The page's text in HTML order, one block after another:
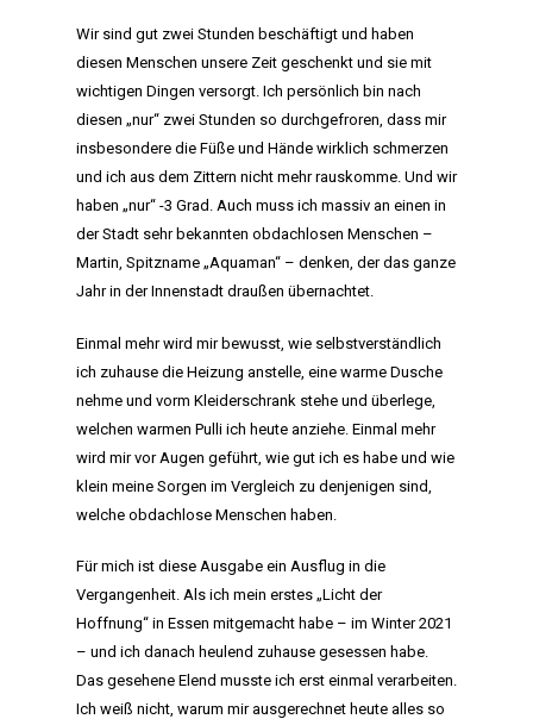
Wir sind gut zwei Stunden beschäftigt und haben
diesen Menschen unsere Zeit geschenkt und sie mit
wichtigen Dingen versorgt. Ich persönlich bin nach
diesen „nur“ zwei Stunden so durchgefroren, dass mir
insbesondere die Füße und Hände wirklich schmerzen
und ich aus dem Zittern nicht mehr rauskomme. Und wir
haben „nur“ -3 Grad. Auch muss ich massiv an einen in
der Stadt sehr bekannten obdachlosen Menschen –
Martin, Spitzname „Aquaman“ – denken, der das ganze
Jahr in der Innenstadt draußen übernachtet.
Einmal mehr wird mir bewusst, wie selbstverständlich
ich zuhause die Heizung anstelle, eine warme Dusche
nehme und vorm Kleiderschrank stehe und überlege,
welchen warmen Pulli ich heute anziehe. Einmal mehr
wird mir vor Augen geführt, wie gut ich es habe und wie
klein meine Sorgen im Vergleich zu denjenigen sind,
welche obdachlose Menschen haben.
Für mich ist diese Ausgabe ein Ausflug in die
Vergangenheit. Als ich mein erstes „Licht der
Hoffnung“ in Essen mitgemacht habe – im Winter 2021
– und ich danach heulend zuhause gesessen habe.
Das gesehene Elend musste ich erst einmal verarbeiten.
Ich weiß nicht, warum mir ausgerechnet heute alles so
HOME
MANIFEST
AKTIVITÄTEN
CLUB
TEAM
SHOP